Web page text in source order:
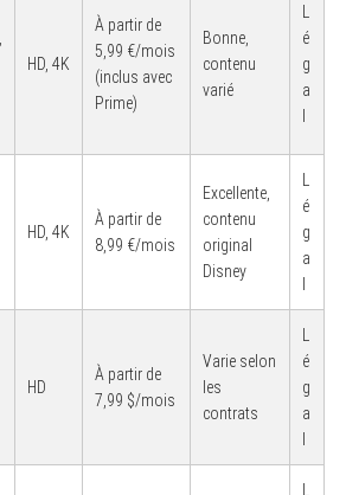
HD, 4K
À partir de
5,99 €/mois
(inclus avec
Prime)
Bonne,
contenu
varié
L
é
g
a
l
HD, 4K
À partir de
8,99 €/mois
Excellente,
contenu
original
Disney
L
é
g
a
l
HD
À partir de
7,99 $/mois
Varie selon
les
contrats
L
é
g
a
l
L